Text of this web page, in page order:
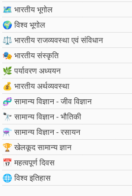
🗺️ भारतीय भूगोल
🌍 विश्व भूगोल
⚖️ भारतीय राजव्यवस्था एवं संविधान
🎭 भारतीय संस्कृति
🌿 पर्यावरण अध्ययन
💰 भारतीय अर्थव्यवस्था
🧬 सामान्य विज्ञान - जीव विज्ञान
🔭 सामान्य विज्ञान - भौतिकी
⚗️ सामान्य विज्ञान - रसायन
🏆 खेलकूद सामान्य ज्ञान
📅 महत्वपूर्ण दिवस
🌐 विश्व इतिहास